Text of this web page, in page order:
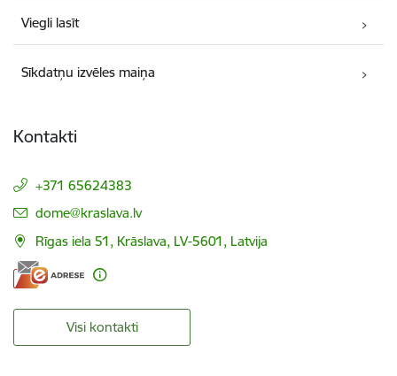
Viegli lasīt
Sīkdatņu izvēles maiņa
Kontakti
+371 65624383
E-pasts:
dome@kraslava.lv
Rīgas iela 51, Krāslava, LV-5601, Latvija
Visi kontakti